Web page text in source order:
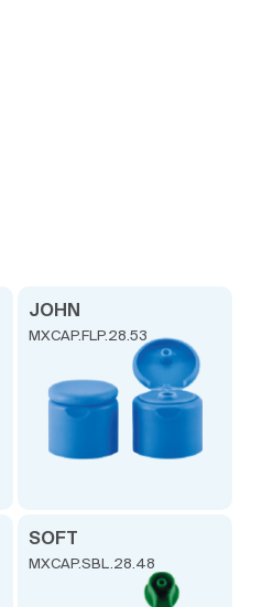
JOHN
MXCAP.FLP.28.53
SOFT
MXCAP.SBL.28.48